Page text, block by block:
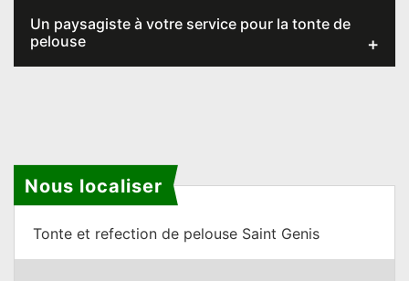
Un paysagiste à votre service pour la tonte de
pelouse
Nous localiser
Tonte et refection de pelouse Saint Genis